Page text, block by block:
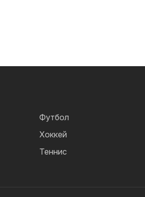
Футбол
Хоккей
Теннис